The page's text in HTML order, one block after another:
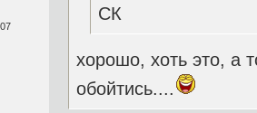
СК
хорошо, хоть это, а
обойтись....